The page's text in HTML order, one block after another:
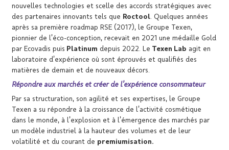
nouvelles technologies et scelle des accords stratégiques avec
des partenaires innovants tels que Roctool . Quelques années
après sa première roadmap RSE (2017), le Groupe Texen,
pionnier de l’éco-conception, recevait en 2021 une médaille Gold
par Ecovadis puis Platinum depuis 2022. Le Texen Lab agit en
laboratoire d’expérience où sont éprouvés et qualifiés des
matières de demain et de nouveaux décors.
Répondre aux marchés et créer de l’expérience consommateur
Par sa structuration, son agilité et ses expertises, le Groupe
Texen a su répondre à la croissance de l’activité cosmétique
dans le monde, à l’explosion et à l’émergence des marchés par
un modèle industriel à la hauteur des volumes et de leur
volatilité et du courant de premiumisation.